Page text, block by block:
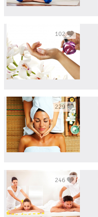
102
229
246